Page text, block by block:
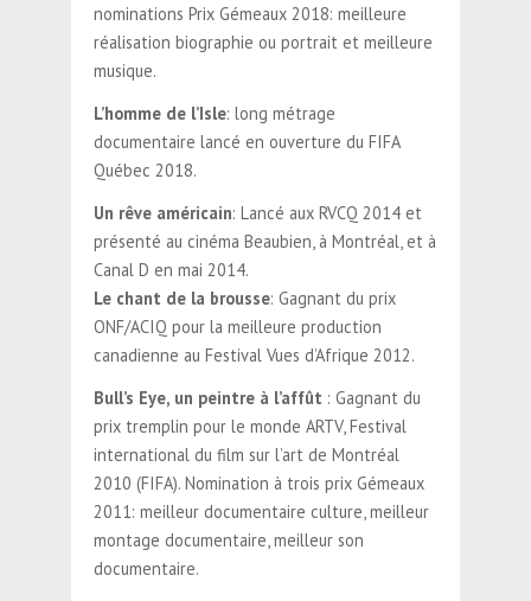
nominations Prix Gémeaux 2018: meilleure
réalisation biographie ou portrait et meilleure
musique.
L’homme de l’Isle: long métrage
documentaire lancé en ouverture du FIFA
Québec 2018.
Un rêve américain: Lancé aux RVCQ 2014 et
présenté au cinéma Beaubien, à Montréal, et à
Canal D en mai 2014.
Le chant de la brousse: Gagnant du prix
ONF/ACIQ pour la meilleure production
canadienne au Festival Vues d’Afrique 2012.
Bull’s Eye, un peintre à l’affût : Gagnant du
prix tremplin pour le monde ARTV, Festival
international du film sur l’art de Montréal
2010 (FIFA). Nomination à trois prix Gémeaux
2011: meilleur documentaire culture, meilleur
montage documentaire, meilleur son
documentaire.